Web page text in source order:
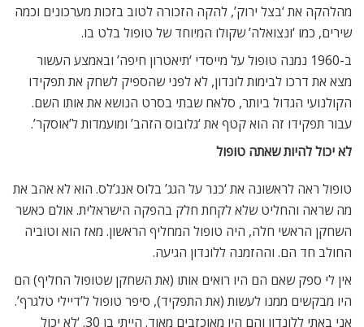
מהלהקה את ‘בצל ירוק’, להקה הזכורה לטוב בזכות מערכונים וכמה
שירים, כמו ‘ונצואלה’ שקולו המיוחד של טופול בלט בו.
ב-1960 נמנה טופול על מייסדי ‘תיאטרון חיפה’ ובאמצע העשור
מצא את דרכו לבימות לונדון, לא לפני שהספיק לשחק את תפקידו
הקולנועי הגדול ביותר, סלאח שבתי בסרט הנושא את אותו השם.
עבור תפקידו זה הוא קטף את ‘גלובוס הזהב’ ומועמדות ל’אוסקר’.
לא יכול להיות שאתה טופול
טופול ראה לראשונה את ‘כנר על הגג’ בלוס אנג’לס. הוא לא אהב את
מה שראה והחליט שלא לקחת חלק בהפקה הישראלית. אולם כאשר
השחקן הראשי חלה, היה טופול המחליף הראשון. מאז הוא וטוביה
החולב חד הם. וההזמנה ללונדון הגיעה.
אין לי ספק שאם הם היו רואים אותו (את השחקן שטופול החליף) הם
היו מבקשים ממנו לעשות (את התפקיד), סיפר טופול ל’דיילי טלגרף’.
אני באתי ללונדון והם היו מאוכזבים מאוד. הייתי בן 30. ‘לא יכול